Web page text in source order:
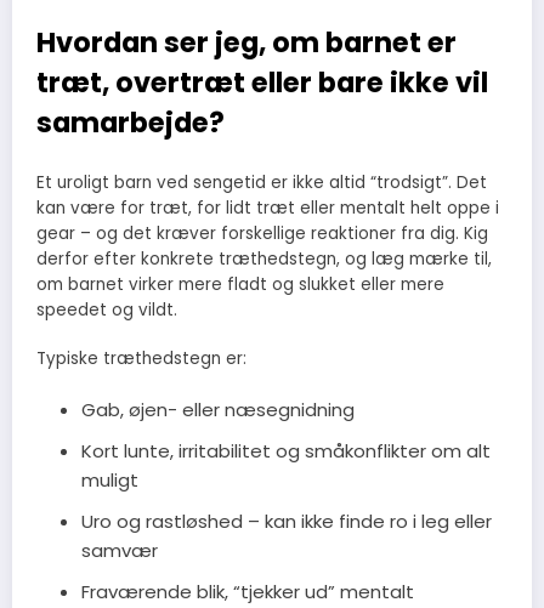
Hvordan ser jeg, om barnet er
træt, overtræt eller bare ikke vil
samarbejde?
Et uroligt barn ved sengetid er ikke altid “trodsigt”. Det
kan være for træt, for lidt træt eller mentalt helt oppe i
gear – og det kræver forskellige reaktioner fra dig. Kig
derfor efter konkrete træthedstegn, og læg mærke til,
om barnet virker mere fladt og slukket eller mere
speedet og vildt.
Typiske træthedstegn er:
Gab, øjen- eller næsegnidning
Kort lunte, irritabilitet og småkonflikter om alt
muligt
Uro og rastløshed – kan ikke finde ro i leg eller
samvær
Fraværende blik, “tjekker ud” mentalt